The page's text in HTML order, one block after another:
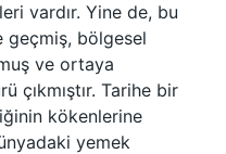
vardır. Yine de, bu
geçmiş, bölgesel
ve ortaya
çıkmıştır. Tarihe bir
kökenlerine
yemek